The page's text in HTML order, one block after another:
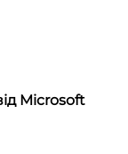
Microsoft